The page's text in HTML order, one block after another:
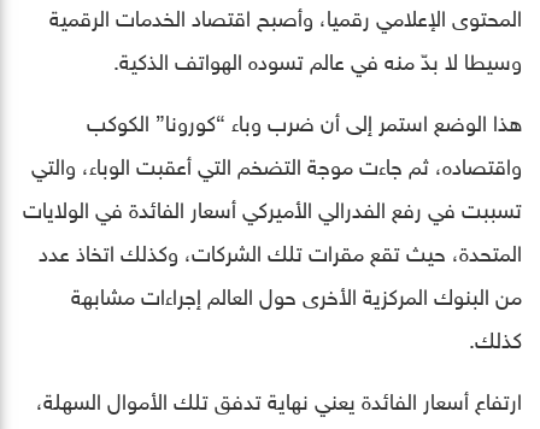
المحتوى الإعلامي رقميا، وأصبح اقتصاد الخدمات الرقمية
وسيطا لا بدّ منه في عالم تسوده الهواتف الذكية.
هذا الوضع استمر إلى أن ضرب وباء “كورونا” الكوكب
واقتصاده، ثم جاءت موجة التضخم التي أعقبت الوباء، والتي
تسببت في رفع الفدرالي الأميركي أسعار الفائدة في الولايات
المتحدة، حيث تقع مقرات تلك الشركات، وكذلك اتخاذ عدد
من البنوك المركزية الأخرى حول العالم إجراءات مشابهة
كذلك.
ارتفاع أسعار الفائدة يعني نهاية تدفق تلك الأموال السهلة،